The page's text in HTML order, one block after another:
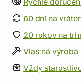
Rýchle
60 dní na
20 rokov na
Vlastná výroba
Vždy